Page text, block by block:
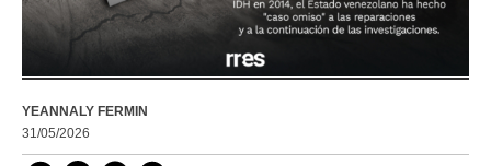
YEANNALY FERMIN
31/05/2026